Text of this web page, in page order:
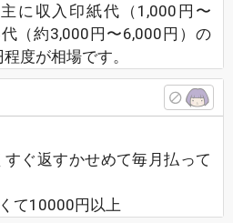
に収入印紙代（1,000円〜
（約3,000円〜6,000円）の
度が相場です。
ぐ返すかせめて毎月払って
て10000円以上